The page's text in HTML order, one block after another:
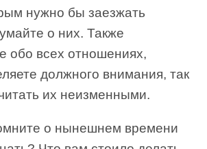
нужно бы заезжать
о них. Также
обо всех отношениях,
должного внимания, так
их неизменными.
о нынешнем времени